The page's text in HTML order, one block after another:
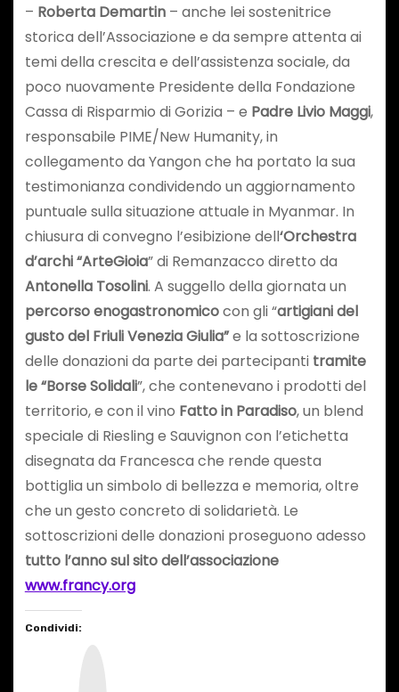
– Roberta Demartin– anche lei sostenitrice
storica dell’Associazione e da sempre attenta ai
temi della crescita e dell’assistenza sociale, da
poco nuovamente Presidente della Fondazione
Cassa di Risparmio di Gorizia – e Padre Livio Maggi,
responsabile PIME/New Humanity, in
collegamento da Yangon che ha portato la sua
testimonianza condividendo un aggiornamento
puntuale sulla situazione attuale in Myanmar. In
chiusura di convegno l’esibizione dell‘Orchestra
d’archi “ArteGioia” di Remanzacco diretto da
Antonella Tosolini. A suggello della giornata un
percorso enogastronomicocon gli “artigiani del
gusto del Friuli Venezia Giulia”e la sottoscrizione
delle donazioni da parte dei partecipantitramite
le “Borse Solidali”, che contenevano i prodotti del
territorio, e con il vino Fatto in Paradiso, un blend
speciale di Riesling e Sauvignon con l’etichetta
disegnata da Francesca che rende questa
bottiglia un simbolo di bellezza e memoria, oltre
che un gesto concreto di solidarietà. Le
sottoscrizioni delle donazioni proseguono adesso
tutto l’anno sul sito dell’associazione
www.francy.org
Condividi: